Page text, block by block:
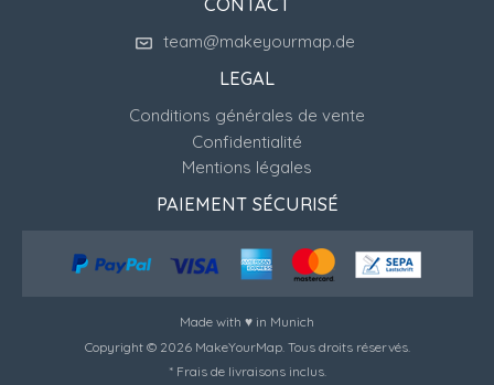
Made with ♥ in Munich
Copyright © 2026 MakeYourMap. Tous droits réservés.
* Frais de livraisons inclus.
team@makeyourmap.de
LEGAL
Conditions générales de vente
Confidentialité
Mentions légales
PAIEMENT SÉCURISÉ